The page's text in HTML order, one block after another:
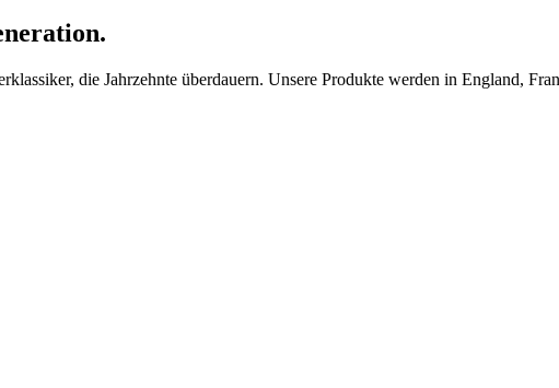
die Jahrzehnte überdauern. Unsere Produkte werden in England,